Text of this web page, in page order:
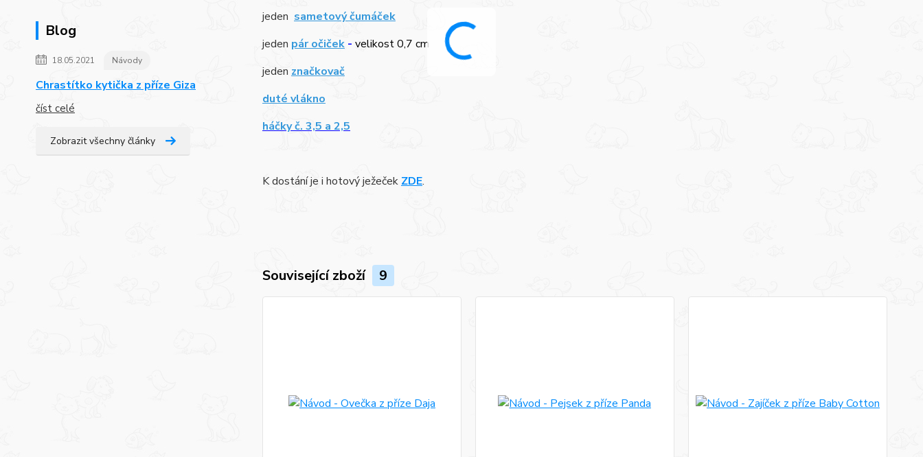
Blog
18.05.2021 Návody
Chrastítko kytička z příze Giza
číst celé
Zobrazit všechny články
jeden sametový čumáček
jeden pár očiček- velikost 0,7 cm
jeden značkovač
duté vlákno
háčky č. 3,5 a 2,5
K dostání je i hotový ježeček ZDE.
Související zboží 9